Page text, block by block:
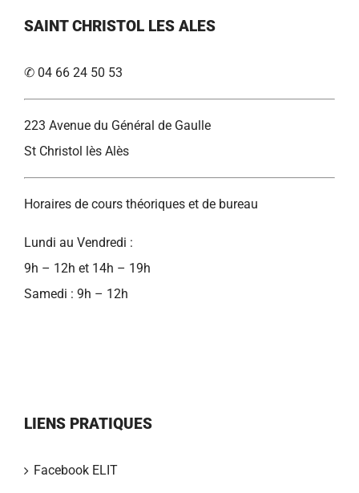
SAINT CHRISTOL LES ALES
✆ 04 66 24 50 53
223 Avenue du Général de Gaulle
St Christol lès Alès
Horaires de cours théoriques et de bureau
Lundi au Vendredi :
9h – 12h et 14h – 19h
Samedi : 9h – 12h
LIENS PRATIQUES
Facebook ELIT